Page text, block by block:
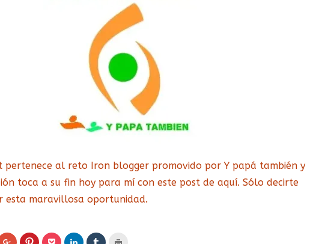
pertenece al reto Iron blogger promovido por Y papá también y
toca a su fin hoy para mí con este post de aquí. Sólo decirte
esta maravillosa oportunidad.
Haz Haz Haz Haz Haz